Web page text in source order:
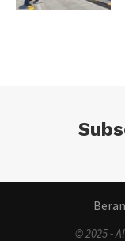
© 2025 -